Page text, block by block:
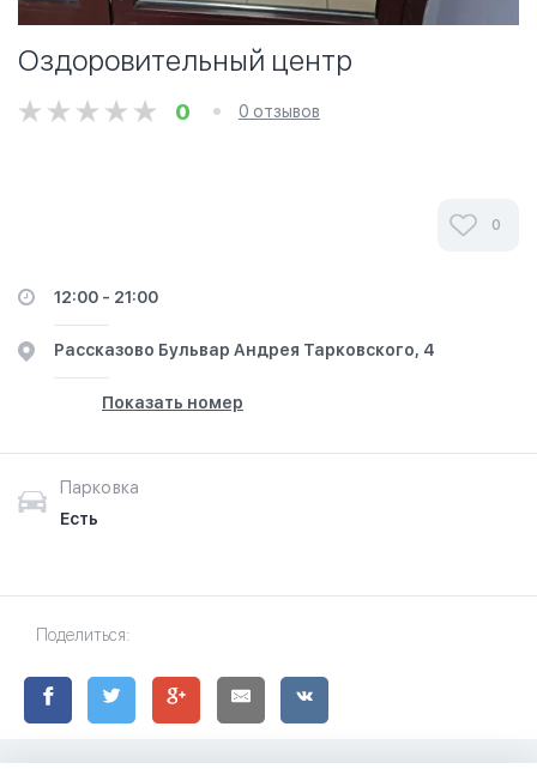
Оздоровительный центр
0 0 отзывов
0
12:00 - 21:00
​Рассказово ​Бульвар Андрея Тарковского, 4
Показать номер
Парковка
Есть
Поделиться: